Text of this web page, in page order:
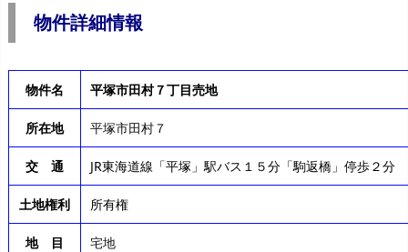
物件詳細情報
物件名 平塚市田村７丁目売地
所在地 平塚市田村７
交 通 JR東海道線「平塚」駅バス１５分「駒返橋」停歩２分
土地権利 所有権
地 目 宅地